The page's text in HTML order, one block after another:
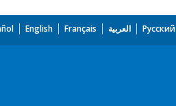
English Français العربية Русский